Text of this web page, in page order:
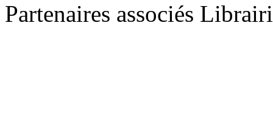
Partenaires associés